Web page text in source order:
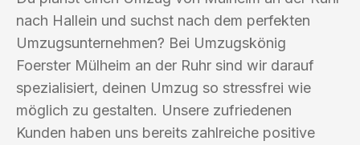
nach Hallein und suchst nach dem perfekten
Umzugsunternehmen? Bei Umzugskönig
Foerster Mülheim an der Ruhr sind wir darauf
spezialisiert, deinen Umzug so stressfrei wie
möglich zu gestalten. Unsere zufriedenen
Kunden haben uns bereits zahlreiche positive